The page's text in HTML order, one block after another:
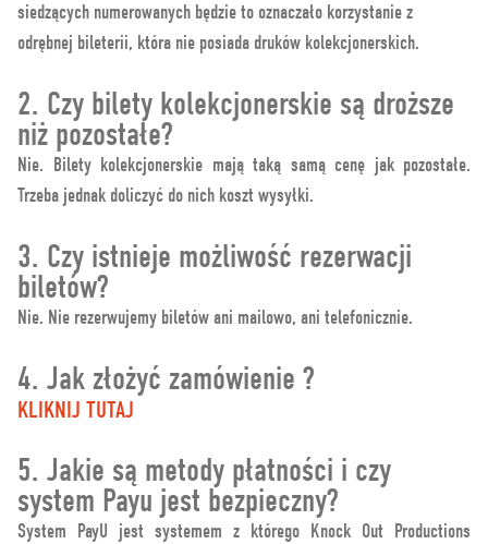
siedzących numerowanych będzie to oznaczało korzystanie z
odrębnej bileterii, która nie posiada druków kolekcjonerskich.
2. Czy bilety kolekcjonerskie są droższe
niż pozostałe?
Nie. Bilety kolekcjonerskie mają taką samą cenę jak pozostałe.
Trzeba jednak doliczyć do nich koszt wysyłki.
3. Czy istnieje możliwość rezerwacji
biletów?
Nie. Nie rezerwujemy biletów ani mailowo, ani telefonicznie.
4. Jak złożyć zamówienie ?
KLIKNIJ TUTAJ
5. Jakie są metody płatności i czy
system Payu jest bezpieczny?
System PayU jest systemem z którego Knock Out Productions